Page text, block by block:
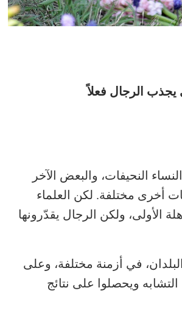
النحيفات، والبعض الآخر
أخرى مختلفة. لكن العلماء
الأولى، ولكن الرجال يقدّرونها
في أزمنة مختلفة، وعلى
ويحصلوا على نتائج